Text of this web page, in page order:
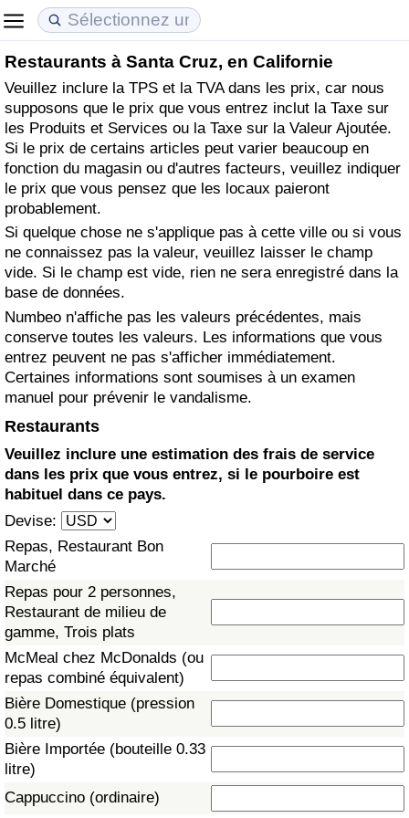
Restaurants à Santa Cruz, en Californie
Veuillez inclure la TPS et la TVA dans les prix, car nous
supposons que le prix que vous entrez inclut la Taxe sur
les Produits et Services ou la Taxe sur la Valeur Ajoutée.
Si le prix de certains articles peut varier beaucoup en
fonction du magasin ou d'autres facteurs, veuillez indiquer
le prix que vous pensez que les locaux paieront
probablement.
Si quelque chose ne s'applique pas à cette ville ou si vous
ne connaissez pas la valeur, veuillez laisser le champ
vide. Si le champ est vide, rien ne sera enregistré dans la
base de données.
Numbeo n'affiche pas les valeurs précédentes, mais
conserve toutes les valeurs. Les informations que vous
entrez peuvent ne pas s'afficher immédiatement.
Certaines informations sont soumises à un examen
manuel pour prévenir le vandalisme.
Restaurants
Veuillez inclure une estimation des frais de service
dans les prix que vous entrez, si le pourboire est
habituel dans ce pays.
Devise:
Repas, Restaurant Bon
Marché
Repas pour 2 personnes,
Restaurant de milieu de
gamme, Trois plats
McMeal chez McDonalds (ou
repas combiné équivalent)
Bière Domestique (pression
0.5 litre)
Bière Importée (bouteille 0.33
litre)
Cappuccino (ordinaire)
Coût de la vie
Indice du Coût de la Vie (Actuel)
Indice du Coût de la Vie
Indice du coût de la vie par pays
à Akaba
Prix de l'immobilier
Indice des Prix de l'immobilier (Actuel)
Indice des Prix de l'immobilier
Indice des Prix de l'immobilier par Pays
Qualité de Vie
Indice de Qualité de Vie
Indice de Qualité de Vie (Actuel)
Indice de qualité de vie par pays
Criminalité
Indice de Criminalité (Actuel)
Indice de Criminalité
Indice de criminalité par pays
Indice des soins de santé (Actuel)
Indice des soins de santé
Pollution
Indice de Pollution (Actuel)
Indice de pollution
Indice de Pollution par Pays